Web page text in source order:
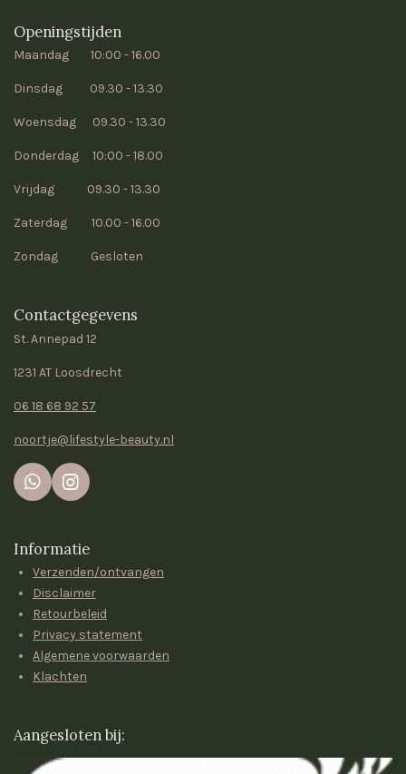
Openingstijden
Maandag 10:00 - 16.00
Dinsdag 09.30 - 13.30
Woensdag 09.30 - 13.30
Donderdag 10:00 - 18.00
Vrijdag 09.30 - 13.30
Zaterdag 10.00 - 16.00
Zondag Gesloten
Contactgegevens
St. Annepad 12
1231 AT Loosdrecht
06 18 68 92 57
noortje@lifestyle-beauty.nl
W
h
t
s
A
p
p
I
n
t
a
g
r
a
Informatie
Verzenden/ontvangen
Disclaimer
Retourbeleid
Privacy statement
Algemene voorwaarden
Klachten
Aangesloten bij: